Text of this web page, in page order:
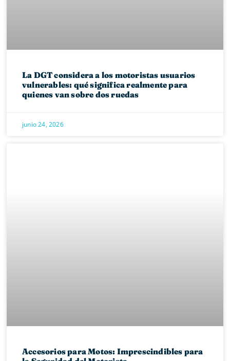
La DGT considera a los motoristas usuarios
vulnerables: qué significa realmente para
quienes van sobre dos ruedas
junio 24, 2026
Accesorios para Motos: Imprescindibles para